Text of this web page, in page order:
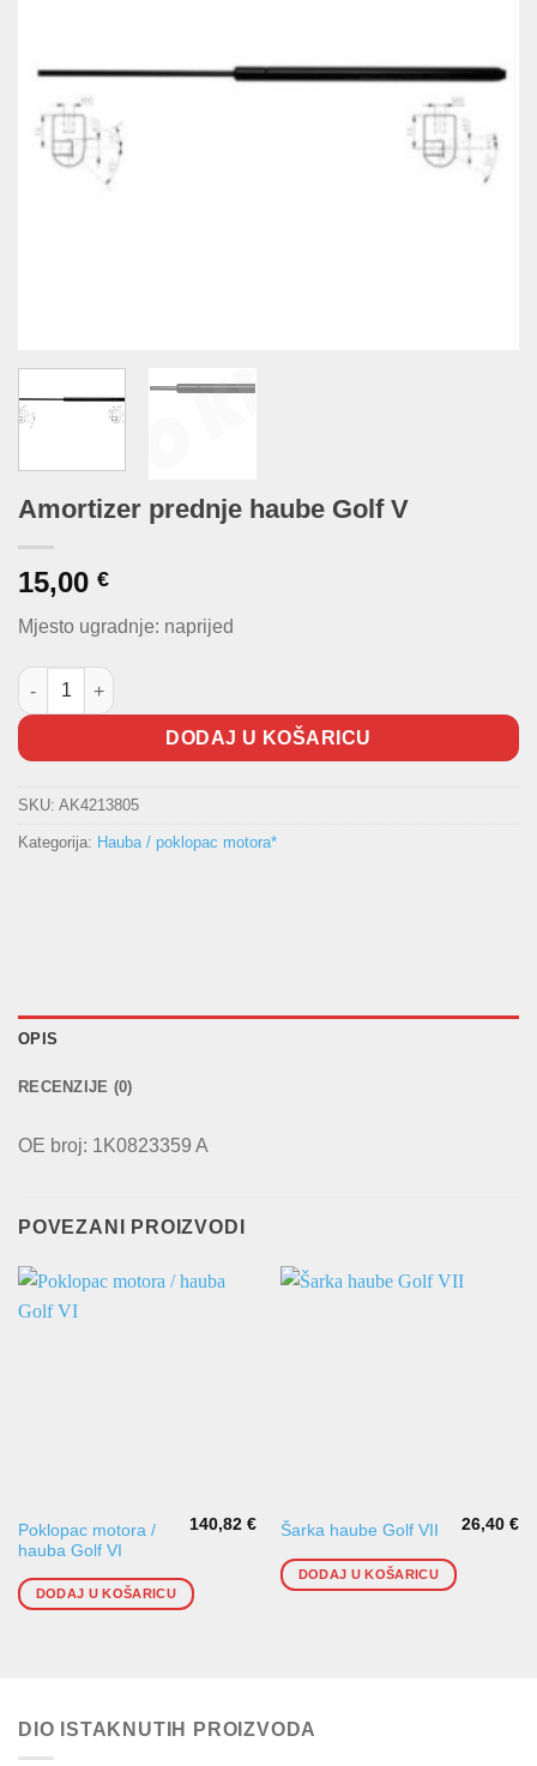
Amortizer prednje haube Golf V
15,00 €
Mjesto ugradnje: naprijed
Amortizer prednje haube Golf V količina
DODAJ U KOŠARICU
SKU: AK4213805
Kategorija: Hauba / poklopac motora*
OPIS
RECENZIJE (0)
OE broj: 1K0823359 A
POVEZANI PROIZVODI
Poklopac motora /
hauba Golf VI
140,82€
DODAJ U KOŠARICU
Šarka haube Golf VII 26,40€
DODAJ U KOŠARICU
DIO ISTAKNUTIH PROIZVODA